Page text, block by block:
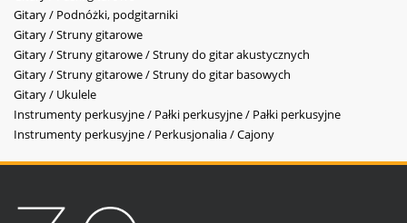
Gitary / Podnóżki, podgitarniki
Gitary / Struny gitarowe
Gitary / Struny gitarowe / Struny do gitar akustycznych
Gitary / Struny gitarowe / Struny do gitar basowych
Gitary / Ukulele
Instrumenty perkusyjne / Pałki perkusyjne / Pałki perkusyjne
Instrumenty perkusyjne / Perkusjonalia / Cajony